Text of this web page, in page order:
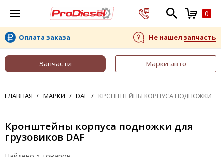
0
Оплата заказа Не нашел запчасть
Запчасти Марки авто
ГЛАВНАЯ МАРКИ DAF КРОНШТЕЙНЫ КОРПУСА ПОДНОЖКИ
Кронштейны корпуса подножки для
грузовиков DAF